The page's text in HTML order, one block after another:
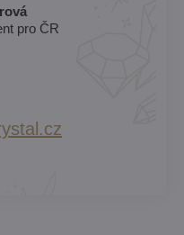
pro ČR